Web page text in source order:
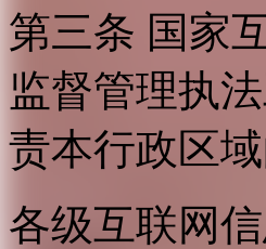
第三条 国家
监督管理执
责本行政区
各级互联网